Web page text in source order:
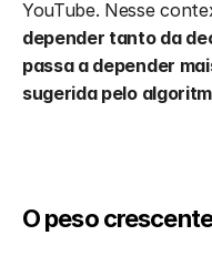
YouTube. Nesse
depender tanto da
passa a depender
sugerida pelo
O peso